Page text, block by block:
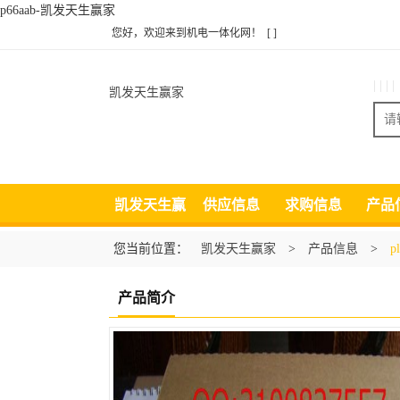
p66aab-凯发天生赢家
您好，欢迎来到机电一体化网！ [ ]
凯发天生赢家
凯发天生赢
家
供应信息 求购信息 产品
您当前位置： 凯发天生赢家 > 产品信息 >
产品简介